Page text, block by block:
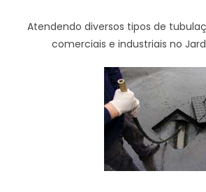
Atendendo diversos tipos de
comerciais e industriais no